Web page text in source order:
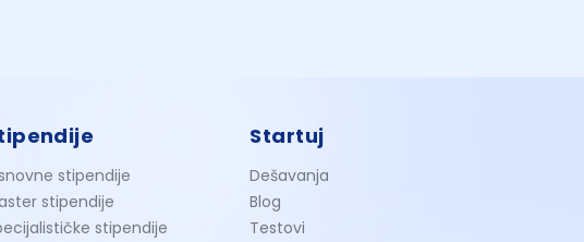
stipendije
stipendije
stipendije
Startuj
Dešavanja
Blog
Testovi